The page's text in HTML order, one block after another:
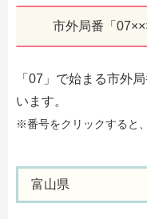
市外局番「
「07」で始まる市外
います。
※番号をクリックすると
富山県